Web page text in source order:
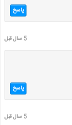
پاسخ
5 سال قبل
پاسخ
5 سال قبل